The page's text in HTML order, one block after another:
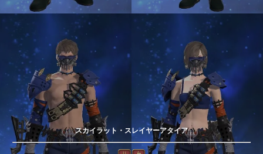
スカイラット・スレイヤーアタイア